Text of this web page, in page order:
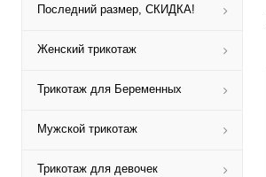
Последний размер, СКИДКА!
Женский трикотаж
Трикотаж для Беременных
Мужской трикотаж
Трикотаж для девочек